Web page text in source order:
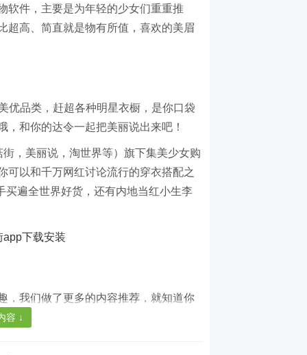
软件，主要是为年轻的少女们重重推
超高、简直就是物有所值，喜欢的美眉
优品类，赶超各种明星衣橱，是你口袋
和你的达令一起把美丽说出来吧！
，美丽说，淘世界等）旗下集美少女购
可以和千万网红讨论流行的穿衣搭配之
遍全世界好货，还有内地当红小生李
，我们做了更多的内容推荐，就知道你
容 ↓